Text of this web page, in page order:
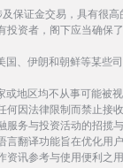
保证金交易，具有很高
投资者，阁下应当确保了
国、伊朗和朝鲜等某些
或地区均不从事可能被
何因法律限制而禁止接
服务与投资活动的招揽与
言翻译功能旨在优化用
资讯参考与使用便利之